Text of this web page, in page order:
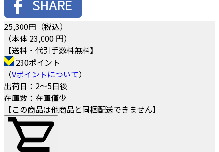
25,300円（税込）
（本体 23,000 円）
【送料・代引手数料無料】
230ポイント
（Vポイントについて）
出荷日：2～5日後
在庫数：在庫僅少
【この商品は他商品と同梱配送できません】